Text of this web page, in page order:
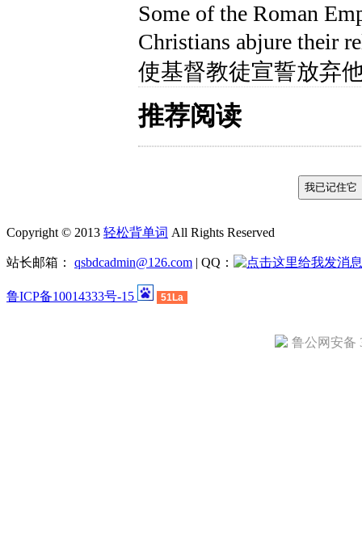
Some of the Roman
Christians abjure their
使基督教徒宣誓放弃
推荐阅读
Copyright © 2013 轻松背单词 All Rights Reserved
站长邮箱： qsbdcadmin@126.com | QQ：
鲁ICP备10014333号-15 51La
鲁公网安备